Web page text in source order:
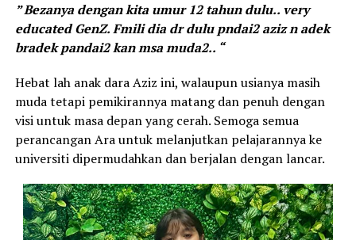
” Bezanya dengan kita umur 12 tahun dulu.. very
educated GenZ. Fmili dia dr dulu pndai2 aziz n adek
bradek pandai2 kan msa muda2.. “
Hebat lah anak dara Aziz ini, walaupun usianya masih
muda tetapi pemikirannya matang dan penuh dengan
visi untuk masa depan yang cerah. Semoga semua
perancangan Ara untuk melanjutkan pelajarannya ke
universiti dipermudahkan dan berjalan dengan lancar.